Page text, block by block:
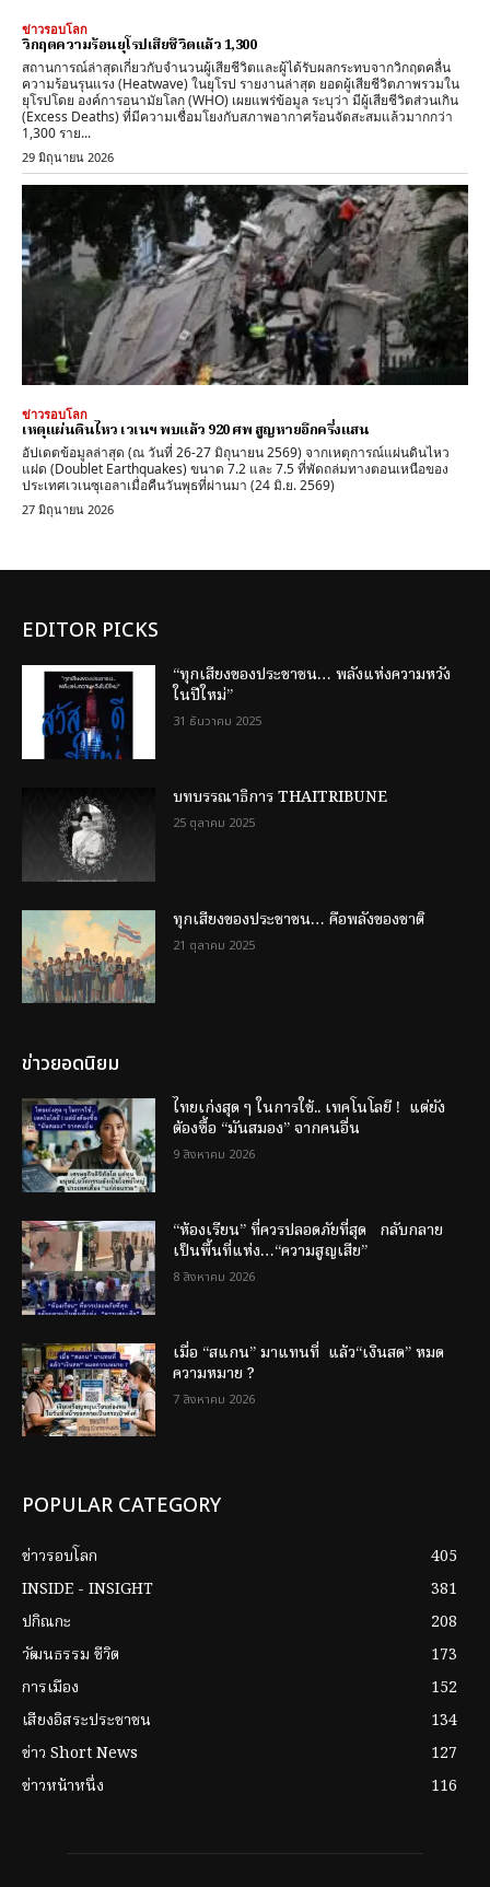
ข่าวรอบโลก
วิกฤตความร้อนยุโรปเสียชีวิตแล้ว 1,300
สถานการณ์ล่าสุดเกี่ยวกับจำนวนผู้เสียชีวิตและผู้ได้รับผลกระทบจากวิกฤตคลื่น
ความร้อนรุนแรง (Heatwave) ในยุโรป รายงานล่าสุด ​ยอดผู้เสียชีวิตภาพรวมใน
ยุโรปโดย ​องค์การอนามัยโลก (WHO) เผยแพร่ข้อมูล ระบุว่า มีผู้เสียชีวิตส่วนเกิน
(Excess Deaths) ที่มีความเชื่อมโยงกับสภาพอากาศร้อนจัดสะสมแล้วมากกว่า
1,300 ราย...
29 มิถุนายน 2026
ข่าวรอบโลก
เหตุแผ่นดินไหว เวเนฯ พบแล้ว 920 ศพ สูญหายอีกครึ่งแสน
อัปเดตข้อมูลล่าสุด (ณ วันที่ 26-27 มิถุนายน 2569) จากเหตุการณ์แผ่นดินไหว
แฝด (Doublet Earthquakes) ขนาด 7.2 และ 7.5 ที่พัดถล่มทางตอนเหนือของ
ประเทศเวเนซุเอลาเมื่อคืนวันพุธที่ผ่านมา (24 มิ.ย. 2569)
27 มิถุนายน 2026
EDITOR PICKS
“ทุกเสียงของประชาชน… พลังแห่งความหวัง
ในปีใหม่”
31 ธันวาคม 2025
บทบรรณาธิการ THAITRIBUNE
25 ตุลาคม 2025
ทุกเสียงของประชาชน… คือพลังของชาติ
21 ตุลาคม 2025
ข่าวยอดนิยม
ไทยเก่งสุด ๆ ในการใช้.. เทคโนโลยี ! แต่ยัง
ต้องซื้อ “มันสมอง” จากคนอื่น
9 สิงหาคม 2026
“ห้องเรียน” ที่ควรปลอดภัยที่สุด กลับกลาย
เป็นพื้นที่แห่ง…“ความสูญเสีย”
8 สิงหาคม 2026
เมื่อ “สแกน” มาแทนที่ แล้ว“เงินสด” หมด
ความหมาย ?
7 สิงหาคม 2026
POPULAR CATEGORY
ข่าวรอบโลก
405
INSIDE - INSIGHT
381
ปกิณกะ
208
วัฒนธรรม ชีวิต
173
การเมือง
152
เสียงอิสระประชาชน
134
ข่าว Short News
127
ข่าวหน้าหนึ่ง
116